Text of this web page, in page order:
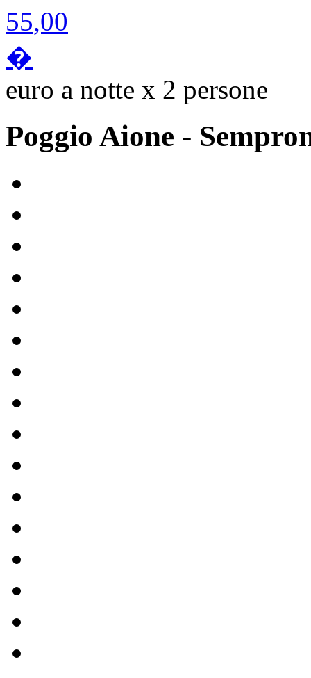
55,00
�
euro a notte x 2 persone
Poggio Aione -